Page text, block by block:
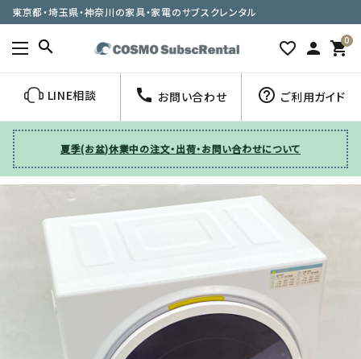
東京都・埼玉県・神奈川の家具・家電のサブスクレンタル
search favorite_border person 0
shopping_cart
LINE相談 call お問い合わせ help_outline ご利用ガイド
夏季(お盆)休業中の注文・出荷・お問い合わせについて